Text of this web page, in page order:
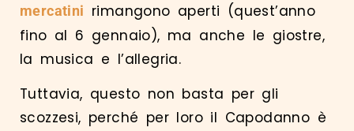
mercatini rimangono aperti (quest’anno
fino al 6 gennaio), ma anche le giostre,
la musica e l’allegria.
Tuttavia, questo non basta per gli
scozzesi, perché per loro il Capodanno è